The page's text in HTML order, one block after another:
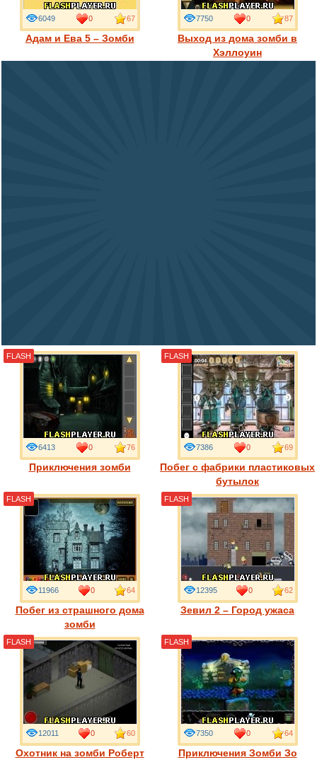
Адам и Ева 5 – Зомби
6049 0 67
Выход из дома зомби в
Хэллоуин
7750 0 87
Приключения зомби
6413 0 76
FLASH
Побег с фабрики пластиковых
бутылок
7386 0 69
FLASH
Побег из страшного дома
зомби
11966 0 64
FLASH
Зевил 2 – Город ужаса
12395 0 62
FLASH
Охотник на зомби Роберт
12011 0 60
FLASH
Приключения Зомби Зо
7350 0 64
FLASH